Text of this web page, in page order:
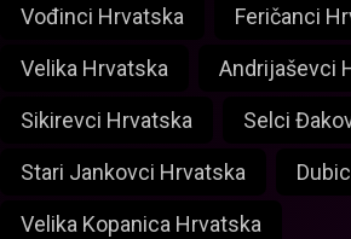
Vođinci Hrvatska Feričanci
Velika Hrvatska Andrijaševci
Sikirevci Hrvatska Selci
Stari Jankovci Hrvatska
Velika Kopanica Hrvatska